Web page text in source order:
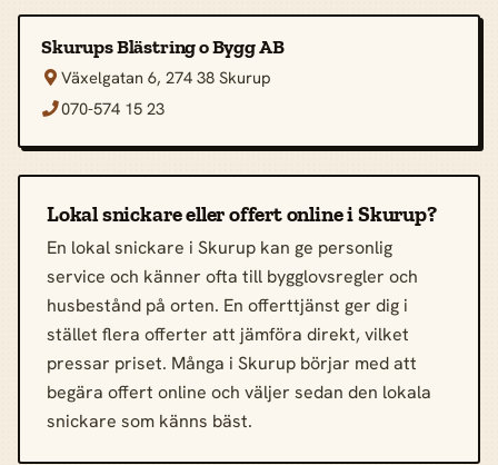
Skurups Blästring o Bygg AB
 Växelgatan 6, 274 38 Skurup
070-574 15 23
Lokal snickare eller offert online i Skurup?
En lokal snickare i Skurup kan ge personlig
service och känner ofta till bygglovsregler och
husbestånd på orten. En offerttjänst ger dig i
stället flera offerter att jämföra direkt, vilket
pressar priset. Många i Skurup börjar med att
begära offert online och väljer sedan den lokala
snickare som känns bäst.